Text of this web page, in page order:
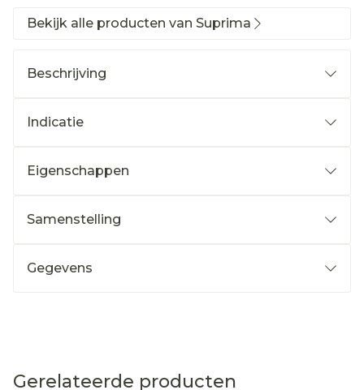
Bekijk alle producten van Suprima
Beschrijving
Indicatie
Eigenschappen
Samenstelling
Gegevens
Gerelateerde producten